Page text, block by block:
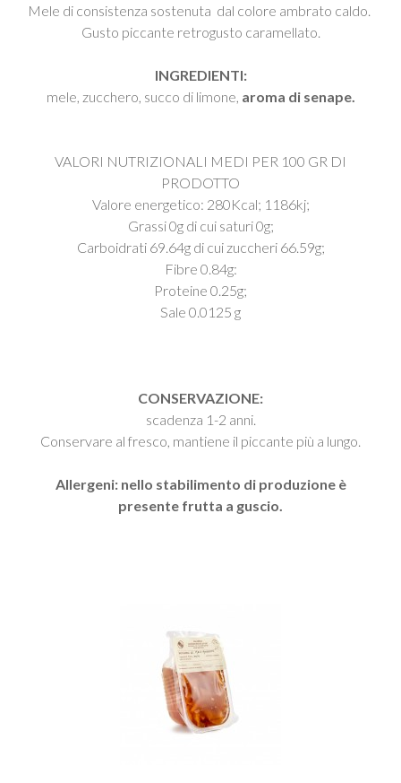
Mele di consistenza sostenuta dal colore ambrato caldo.
Gusto piccante retrogusto caramellato.
INGREDIENTI:
mele, zucchero, succo di limone, aroma di senape.
VALORI NUTRIZIONALI MEDI PER 100 GR DI
PRODOTTO
Valore energetico: 280Kcal; 1186kj;
Grassi 0g di cui saturi 0g;
Carboidrati 69.64g di cui zuccheri 66.59g;
Fibre 0.84g:
Proteine 0.25g;
Sale 0.0125 g
CONSERVAZIONE:
scadenza 1-2 anni.
Conservare al fresco, mantiene il piccante più a lungo.
Allergeni: nello stabilimento di produzione è
presente frutta a guscio.